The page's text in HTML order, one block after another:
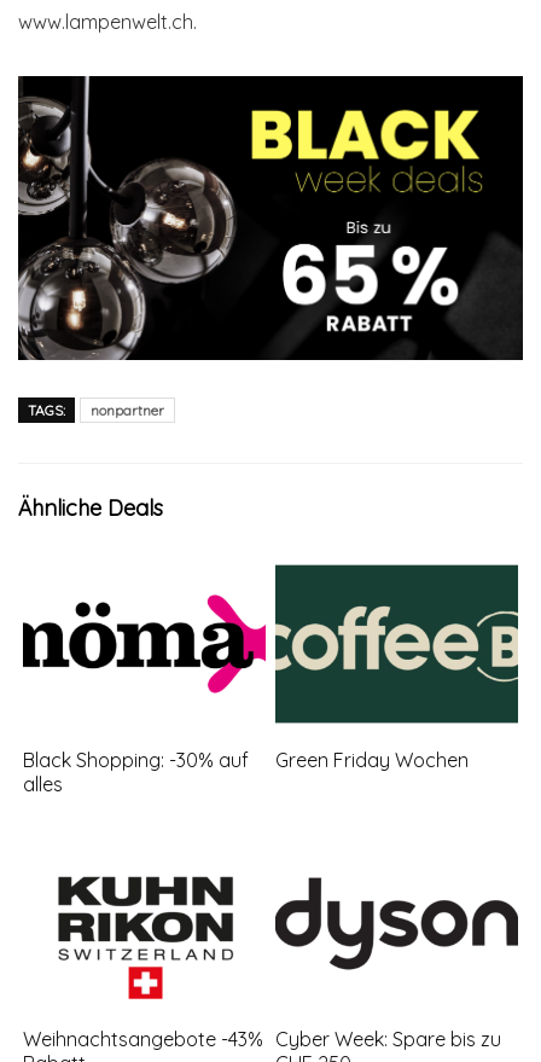
www.lampenwelt.ch.
TAGS: nonpartner
Ähnliche Deals
Black Shopping: -30% auf
alles
Green Friday Wochen
Weihnachtsangebote -43% Cyber Week: Spare bis zu